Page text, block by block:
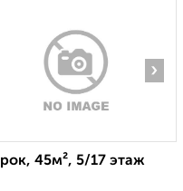
›
45м², 5/17 этаж